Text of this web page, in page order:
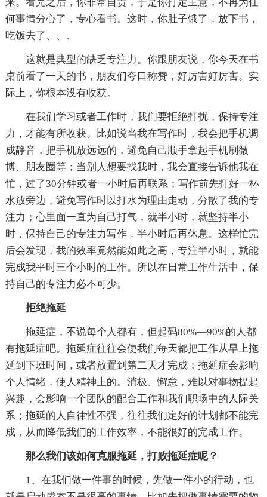
何事情分心了，专心看书。这时，你肚子饿了，放下书，
吃饭去了、、、
这就是典型的缺乏专注力。你跟朋友说，你今天在书
桌前看了一天的书，朋友们夸口称赞，好厉害好厉害。实
际上，你根本没有收获。
在我们学习或者工作时，我们要拒绝打扰，保持专注
力，才能有所收获。比如说当我在写作时，我会把手机调
成静音，把手机放远远的，避免自己顺手拿起手机刷微
博、朋友圈等；当别人想要找我时，我会直接告诉他我在
忙，过了30分钟或者一小时后再联系；写作前先打好一杯
水放旁边，避免写作时以打水为理由走动，分散了我的专
注力；心里面一直为自己打气，就半小时，就坚持半小
时，保持自己的专注力写作，半小时后再休息。这样忙完
后会发现，我的效率竟然能如此之高，专注半小时，就能
完成我平时三个小时的工作。所以在日常工作生活中，保
持自己的专注力必不可少。
拒绝拖延
拖延症，不说每个人都有，但起码80%—90%的人都
有拖延症吧。拖延症往往会使我们每天都把工作从早上拖
延到下班时间，或者放置到第二天才完成；拖延症会影响
个人情绪，使人精神上的。消极、懈怠，难以对事物提起
兴趣，会影响一个团队的配合工作和我们职场中的人际关
系；拖延的人自律性不强，往往我们定好的计划都不能完
成，从而降低我们的工作效率，不能很好的完成工作。
那么我们该如何克服拖延，打败拖延症呢？
1、在我们做一件事的时候，先做一件小的行动，也